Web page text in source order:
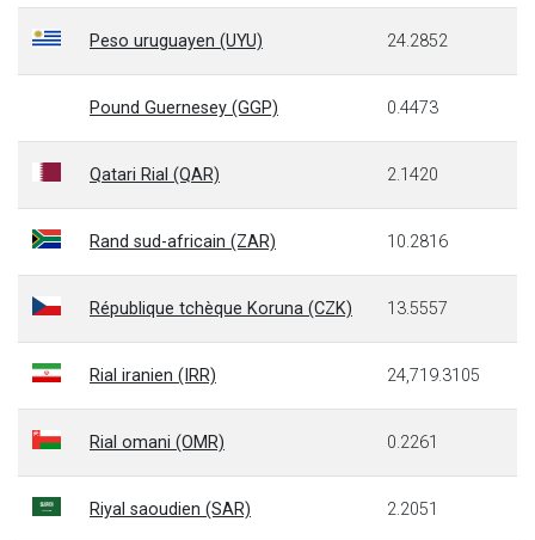
Peso uruguayen (UYU) 24.2852
Pound Guernesey (GGP) 0.4473
Qatari Rial (QAR) 2.1420
Rand sud-africain (ZAR) 10.2816
République tchèque Koruna (CZK) 13.5557
Rial iranien (IRR) 24,719.3105
Rial omani (OMR) 0.2261
Riyal saoudien (SAR) 2.2051